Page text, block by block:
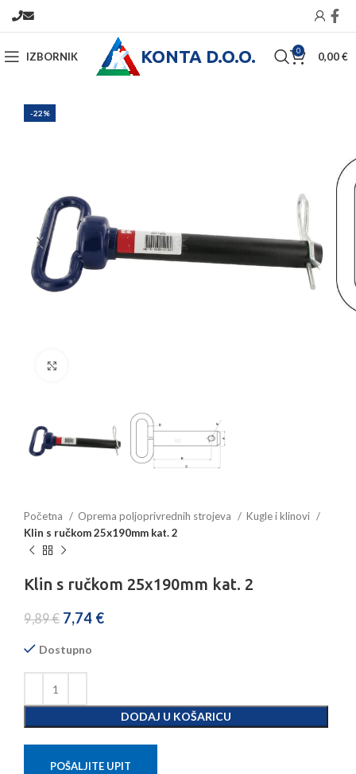
IZBORNIK KONTA D.O.O. 0 0,00€
-22%
Početna Oprema poljoprivrednih strojeva
Kugle i klinovi
Klin s ručkom 25x190mm kat. 2
Klin s ručkom 25x190mm kat. 2
9,89€ 7,74 €
Dostupno
DODAJ U KOŠARICU
POŠALJITE UPIT